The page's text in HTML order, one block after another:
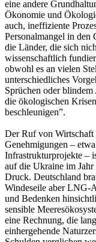
eine andere
Ökonomie und
auch, ineffiziente
Personalmangel in den
die Länder, die sich
wissenschaftlich
obwohl es an vielen
unterschiedliches
Sprüchen oder
die ökologischen
beschleunigen”.
Der Ruf von Wirtschaft
Genehmigungen –
Infrastrukturprojekte –
auf die Ukraine im
Druck. Deutschland
Windeseile aber LNG-
und Bedenken
sensible
eine Rechnung, die
einhergehende